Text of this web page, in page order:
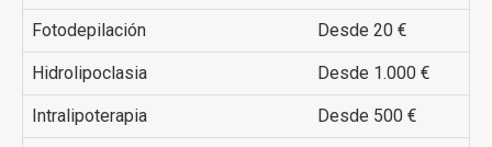
Fotodepilación Desde 20 €
Hidrolipoclasia Desde 1.000 €
Intralipoterapia Desde 500 €